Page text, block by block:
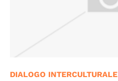
DIALOGO INTERCULTURALE